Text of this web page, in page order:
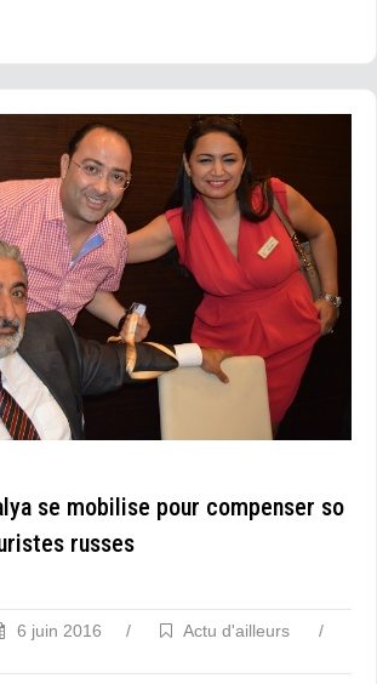
se mobilise pour compenser so
russes
6 juin 2016 / Actu d'ailleurs
/